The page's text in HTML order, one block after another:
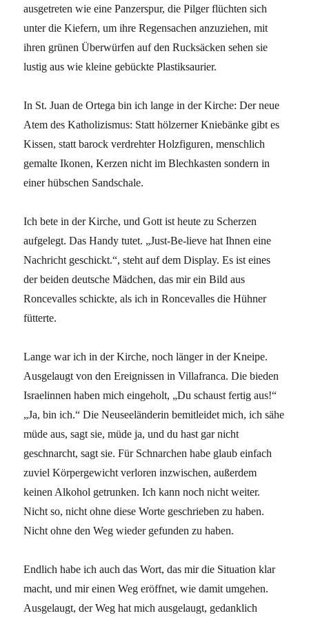
ausgetreten wie eine Panzerspur, die Pilger flüchten sich
unter die Kiefern, um ihre Regensachen anzuziehen, mit
ihren grünen Überwürfen auf den Rucksäcken sehen sie
lustig aus wie kleine gebückte Plastiksaurier.
In St. Juan de Ortega bin ich lange in der Kirche: Der neue
Atem des Katholizismus: Statt hölzerner Kniebänke gibt es
Kissen, statt barock verdrehter Holzfiguren, menschlich
gemalte Ikonen, Kerzen nicht im Blechkasten sondern in
einer hübschen Sandschale.
Ich bete in der Kirche, und Gott ist heute zu Scherzen
aufgelegt. Das Handy tutet. „Just-Be-lieve hat Ihnen eine
Nachricht geschickt.“, steht auf dem Display. Es ist eines
der beiden deutsche Mädchen, das mir ein Bild aus
Roncevalles schickte, als ich in Roncevalles die Hühner
fütterte.
Lange war ich in der Kirche, noch länger in der Kneipe.
Ausgelaugt von den Ereignissen in Villafranca. Die bieden
Israelinnen haben mich eingeholt, „Du schaust fertig aus!“
„Ja, bin ich.“ Die Neuseeländerin bemitleidet mich, ich sähe
müde aus, sagt sie, müde ja, und du hast gar nicht
geschnarcht, sagt sie. Für Schnarchen habe glaub einfach
zuviel Körpergewicht verloren inzwischen, außerdem
keinen Alkohol getrunken. Ich kann noch nicht weiter.
Nicht so, nicht ohne diese Worte geschrieben zu haben.
Nicht ohne den Weg wieder gefunden zu haben.
Endlich habe ich auch das Wort, das mir die Situation klar
macht, und mir einen Weg eröffnet, wie damit umgehen.
Ausgelaugt, der Weg hat mich ausgelaugt, gedanklich